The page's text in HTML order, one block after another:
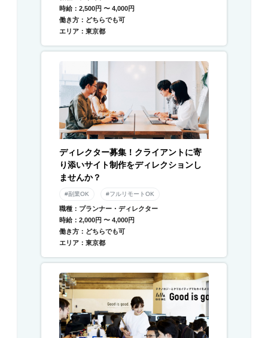
時給：2,500円 〜 4,000円
働き方：どちらでも可
エリア：東京都
ディレクター募集！クライアントに寄
り添いサイト制作をディレクションし
ませんか？
#副業OK #フルリモートOK
職種：プランナー・ディレクター
時給：2,000円 〜 4,000円
働き方：どちらでも可
エリア：東京都